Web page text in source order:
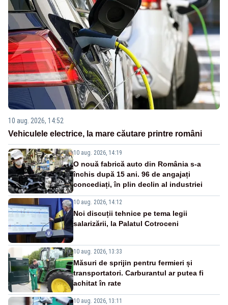
10 aug. 2026, 14:52
Vehiculele electrice, la mare căutare printre români
10 aug. 2026, 14:19
O nouă fabrică auto din România s-a
închis după 15 ani. 96 de angajați
concediați, în plin declin al industriei
10 aug. 2026, 14:12
Noi discuții tehnice pe tema legii
salarizării, la Palatul Cotroceni
10 aug. 2026, 13:33
Măsuri de sprijin pentru fermieri și
transportatori. Carburantul ar putea fi
achitat în rate
10 aug. 2026, 13:11